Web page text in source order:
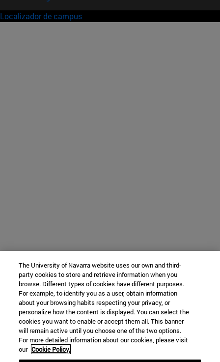
Localizador de campus
The University of Navarra website uses our own and third-
party cookies to store and retrieve information when you
browse. Different types of cookies have different purposes.
For example, to identify you as a user, obtain information
about your browsing habits respecting your privacy, or
personalize how the content is displayed. You can select the
cookies you want to enable or accept them all. This banner
will remain active until you choose one of the two options.
For more detailed information about our cookies, please visit
our Cookie Policy.